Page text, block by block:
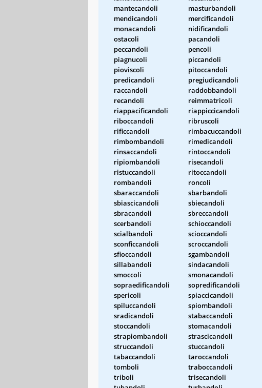
mantecandoli
masturbandoli
mendicandoli
mercificandoli
monacandoli
nidificandoli
ostacoli
pacandoli
peccandoli
pencoli
piagnucoli
piccandoli
pioviscoli
pitoccandoli
predicandoli
pregiudicandoli
raccandoli
raddobbandoli
recandoli
reimmatricoli
riappacificandoli
riappiccicandoli
riboccandoli
ribruscoli
rificcandoli
rimbacuccandoli
rimbombandoli
rimedicandoli
rinsaccandoli
rintoccandoli
ripiombandoli
risecandoli
ristuccandoli
ritoccandoli
rombandoli
roncoli
sbaraccandoli
sbarbandoli
sbiascicandoli
sbiecandoli
sbracandoli
sbreccandoli
scerbandoli
schioccandoli
scialbandoli
scioccandoli
sconficcandoli
scroccandoli
sfioccandoli
sgambandoli
sillabandoli
sindacandoli
smoccoli
smonacandoli
sopraedificandoli
sopredificandoli
spericoli
spiaccicandoli
spiluccandoli
spiombandoli
sradicandoli
stabaccandoli
stoccandoli
stomacandoli
strapiombandoli
strascicandoli
struccandoli
stuccandoli
tabaccandoli
taroccandoli
tomboli
traboccandoli
triboli
trisecandoli